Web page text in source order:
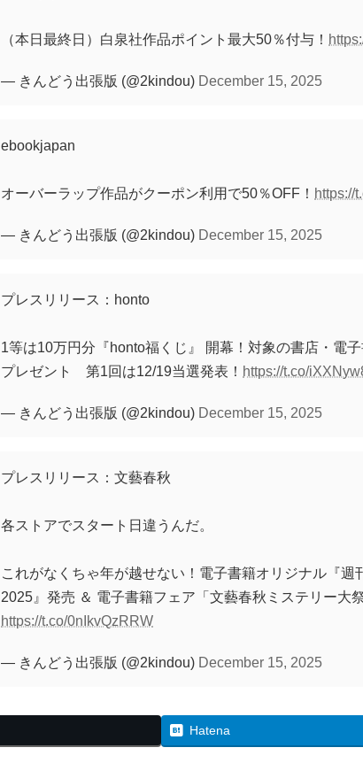
（本日最終日）白泉社作品ポイント最大50％付与！
— きんどう出張版 (@2kindou) December 15, 2025
ebookjapan
オーバーラップ作品がクーポン利用で50％OFF！ https://
— きんどう出張版 (@2kindou) December 15, 2025
プレスリリース：honto
1等は10万円分『honto福くじ』 開幕！対象の書店・電
プレゼント 第1回は12/19当選発表！ https://t.co/
— きんどう出張版 (@2kindou) December 15, 2025
プレスリリース：文藝春秋
各ストアでスタート日違うんだ。
これがなくちゃ年が越せない！電子書籍オリジナル『
2025』発売 ＆ 電子書籍フェア「文藝春秋ミステリー大
https://t.co/0nIkvQzRRW
— きんどう出張版 (@2kindou) December 15, 2025
Hatena